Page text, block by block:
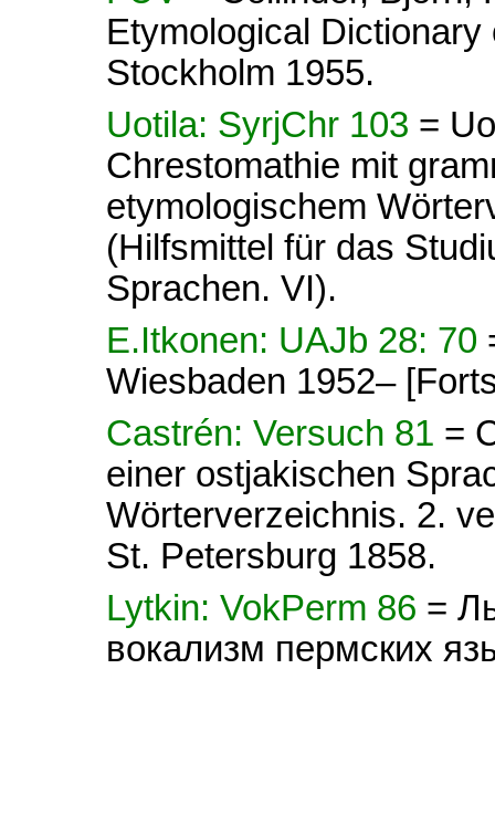
Etymological
Stockholm 1955.
Uotila: SyrjChr 103 =
Chrestomathie mit
etymologischem
(Hilfsmittel für das
Sprachen. VI).
E.Itkonen: UAJb 28: 70
Wiesbaden 1952–
Castrén: Versuch 81 =
einer ostjakischen
Wörterverzeichnis. 2.
St. Petersburg 1858.
Lytkin: VokPerm 86 =
вокализм пермских